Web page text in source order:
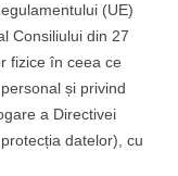
(UE)
Consiliului din 27
fizice în ceea ce
și privind
a Directivei
datelor), cu